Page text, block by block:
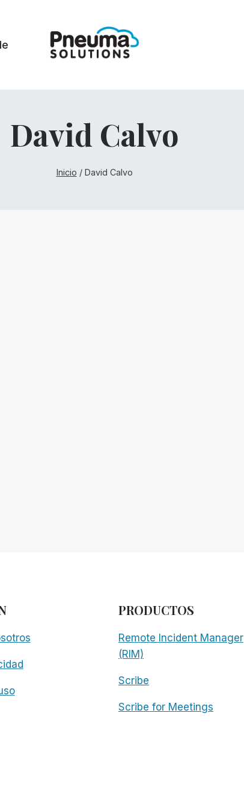
David Calvo
Inicio / David Calvo
PRODUCTOS
Remote Incident Manager
(RIM)
Scribe
Scribe for Meetings